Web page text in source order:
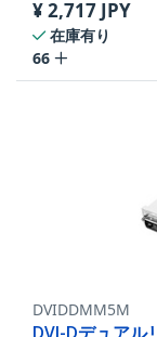
¥2,717 JPY
在庫有り
66
DVIDDMM5M